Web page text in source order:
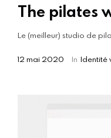
The pilates
Le (meilleur) studio de
12 mai 2020 In Identité